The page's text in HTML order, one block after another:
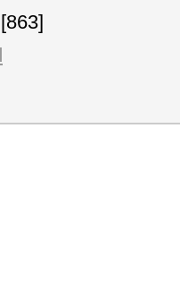
[863]